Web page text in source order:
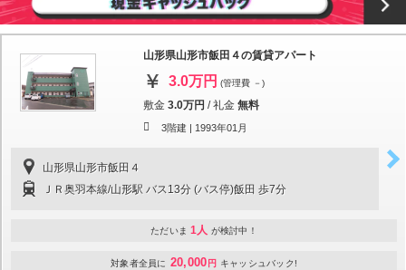
山形県山形市飯田４の賃貸アパート
3.0万円 (管理費 －)
敷金 3.0万円 /礼金 無料
3階建 | 1993年01月
山形県山形市飯田４
ＪＲ奥羽本線/山形駅 バス13分 (バス停)飯田 歩7分
ただいま 1人 が検討中！
対象者全員に 20,000 円 キャッシュバック!